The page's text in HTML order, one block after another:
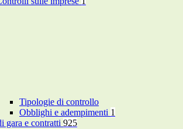
Tipologie di controllo
Obblighi e adempimenti 1
gara e contratti 925